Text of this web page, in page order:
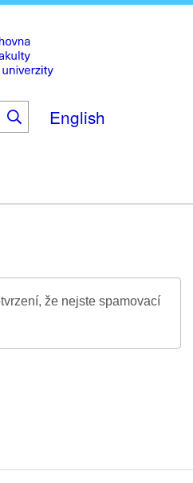
to
main
content
English
že nejste spamovací